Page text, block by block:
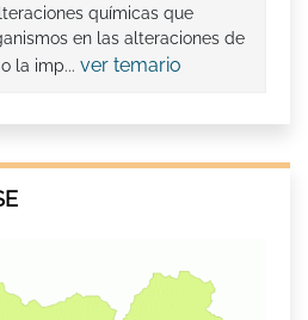
químicas que
en las alteraciones de
la imp... ver temario